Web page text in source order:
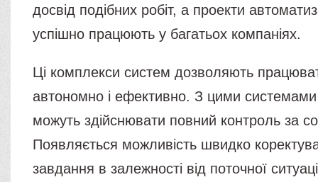
досвід подібних робіт, а проекти
успішно працюють у багатьох компаніях.
Ці комплекси систем дозволяють
автономно і ефективно. З цими системами
можуть здійснювати повний контроль за
Появляється можливість швидко
завдання в залежності від поточної